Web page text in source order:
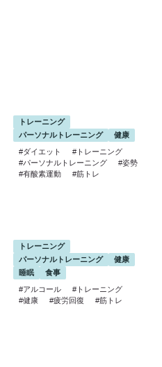
トレーニング
パーソナルトレーニング
健康
#ダイエット
#トレーニング
#パーソナルトレーニング
#姿勢
#有酸素運動
#筋トレ
トレーニング
パーソナルトレーニング
健康
睡眠
食事
#アルコール
#トレーニング
#健康
#疲労回復 #筋トレ